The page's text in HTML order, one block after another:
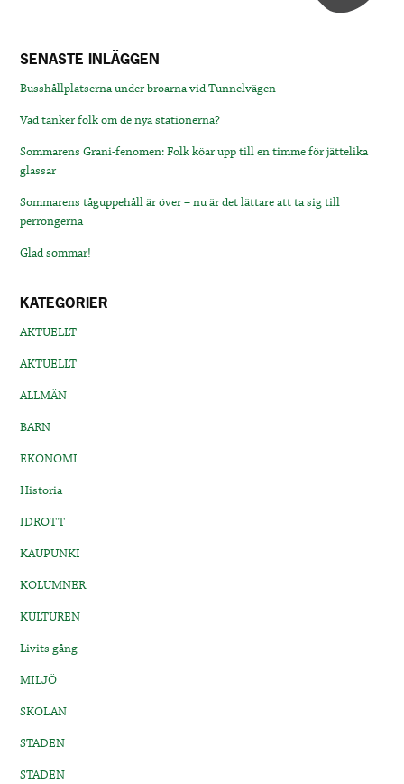
SENASTE INLÄGGEN
Busshållplatserna under broarna vid Tunnelvägen
Vad tänker folk om de nya stationerna?
Sommarens Grani-fenomen: Folk köar upp till en timme för jättelika
glassar
Sommarens tåguppehåll är över – nu är det lättare att ta sig till
perrongerna
Glad sommar!
KATEGORIER
AKTUELLT
AKTUELLT
ALLMÄN
BARN
EKONOMI
Historia
IDROTT
KAUPUNKI
KOLUMNER
KULTUREN
Livits gång
MILJÖ
SKOLAN
STADEN
STADEN